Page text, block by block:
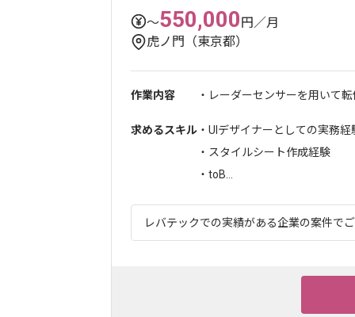
〜550,000円／月
虎ノ門（東京都）
作業内容 ・レーダーセンサーを用いて
求めるスキル ・UIデザイナーとしての実務
・スタイルシート作成経験
・toB...
レバテックでの実績がある企業の案件で